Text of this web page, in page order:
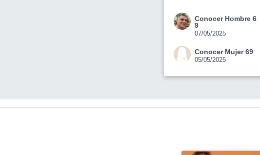
Conocer Hombre 6
9
07/05/2025
Conocer Mujer 69
05/05/2025